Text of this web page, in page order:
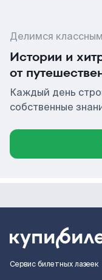
Делимся
Истории и
от
Каждый день
собственные
Сервис билетных лазеек